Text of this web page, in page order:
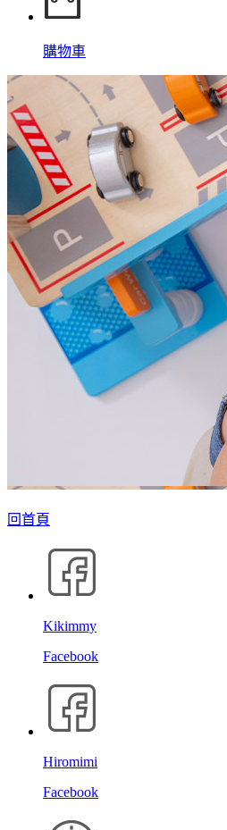
購物車
回首頁
Kikimmy
Facebook
Hiromimi
Facebook